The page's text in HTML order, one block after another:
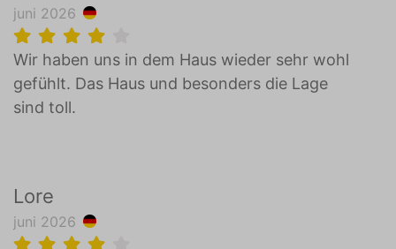
juni 2026
Wir haben uns in dem Haus wieder sehr wohl
gefühlt. Das Haus und besonders die Lage
sind toll.
Lore
juni 2026